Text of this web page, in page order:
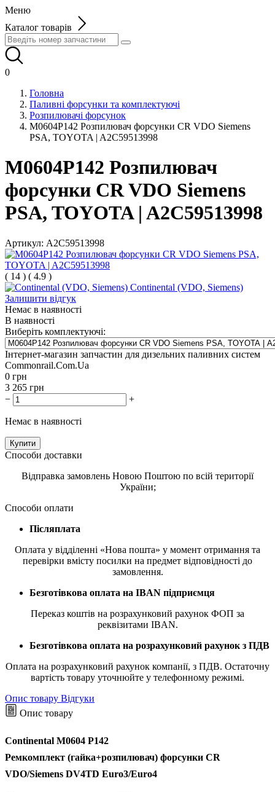
Меню
Каталог товарів
0
Головна
Паливні форсунки та комплектуючі
Розпилювачі форсунок
M0604P142 Розпилювач форсунки CR VDO Siemens
PSA, TOYOTA | A2C59513998
M0604P142 Розпилювач
форсунки CR VDO Siemens
PSA, TOYOTA | A2C59513998
Артикул: A2C59513998
( 14 ) ( 4.9 )
Continental (VDO, Siemens)
Залишити відгук
Немає в наявності
В наявності
Виберіть комплектуючі:
Інтернет-магазин запчастин для дизельних паливних систем
Commonrail.Com.Ua
0 грн
3 265 грн
−
+
Немає в наявності
Купити
Способи доставки
Відправка замовлень Новою Поштою по всій території
України;
Способи оплати
Післяплата
Оплата у відділенні «Нова пошта» у момент отримання та
перевірки вмісту посилки на предмет відповідності до
замовлення.
Безготівкова оплата на IBAN підприємця
Переказ коштів на розрахунковий рахунок ФОП за
реквізитами IBAN.
Безготівкова оплата на розрахунковий рахунок з ПДВ
Оплата на розрахунковий рахунок компанії, з ПДВ. Остаточну
вартість товару уточнюйте у телефонному режимі.
Опис товару Відгуки
Опис товару
Continental M0604 P142
Ремкомплект (гайка+розпилювач) форсунки CR
VDO/Siemens DV4TD Euro3/Euro4